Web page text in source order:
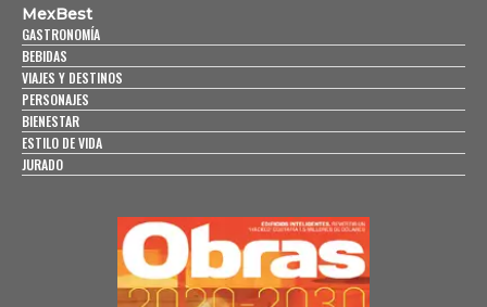
MexBest
GASTRONOMÍA
BEBIDAS
VIAJES Y DESTINOS
PERSONAJES
BIENESTAR
ESTILO DE VIDA
JURADO